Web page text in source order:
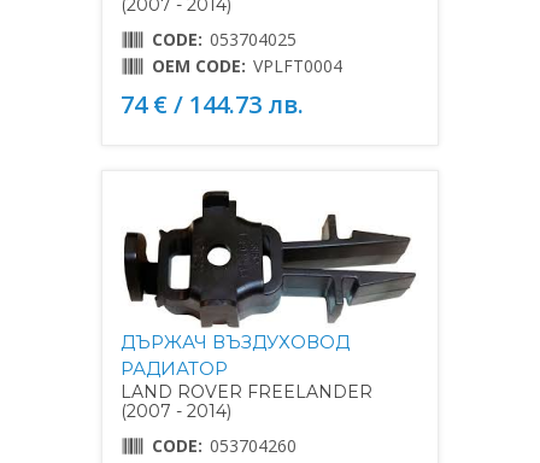
(2007 - 2014)
CODE: 053704025
OEM CODE: VPLFT0004
74 € / 144.73 лв.
ДЪРЖАЧ ВЪЗДУХОВОД
РАДИАТОР
LAND ROVER FREELANDER
(2007 - 2014)
CODE: 053704260